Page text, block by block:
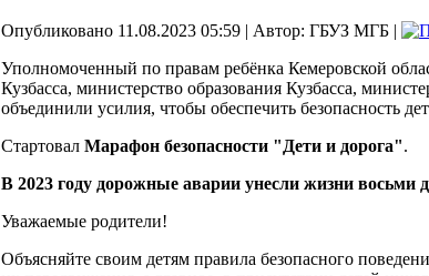
Опубликовано 11.08.2023 05:59 | Автор: ГБУЗ МГБ |
Уполномоченный по правам ребёнка Кемеровской
Кузбасса, министерство образования Кузбасса,
объединили усилия, чтобы обеспечить безопасность
Стартовал Марафон безопасности "Дети и дорога".
В 2023 году дорожные аварии унесли жизни восьми
Уважаемые родители!
Объясняйте своим детям правила безопасного